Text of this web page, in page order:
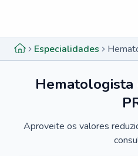
Especialidades
Aproveite os valores